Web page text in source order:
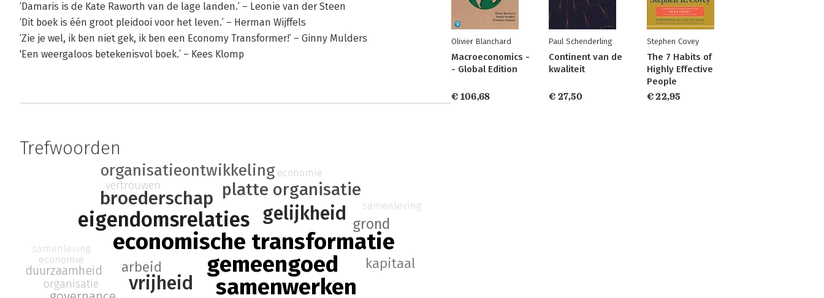
‘Damaris is de Kate Raworth van de lage landen.’ – Leonie van der Steen
‘Dit boek is één groot pleidooi voor het leven.’ – Herman Wijffels
‘Zie je wel, ik ben niet gek, ik ben een Economy Transformer!’ – Ginny Mulders
'Een weergaloos betekenisvol boek.’ – Kees Klomp
Trefwoorden
economische transformatie
gemeengoed
samenwerken
vrijheid
eigendomsrelaties gelijkheid
broederschap platte organisatie
organisatieontwikkeling
arbeid
grond
kapitaal
organisatie
duurzaamheid
economie
samenleving
economie
samenleving
vertrouwen
Olivier Blanchard
Macroeconomics -
- Global Edition
€ 106,68
Paul Schenderling
Continent van de
kwaliteit
€ 27,50
Stephen Covey
The 7 Habits of
Highly Effective
People
€ 22,95